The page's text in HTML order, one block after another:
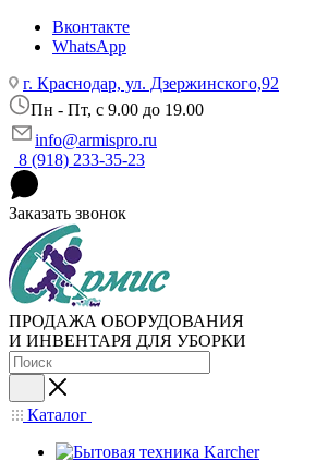
Вконтакте
WhatsApp
г. Краснодар, ул. Дзержинского,92
Пн - Пт, c 9.00 до 19.00
info@armispro.ru
8 (918) 233-35-23
Заказать звонок
ПРОДАЖА ОБОРУДОВАНИЯ
И ИНВЕНТАРЯ ДЛЯ УБОРКИ
Каталог